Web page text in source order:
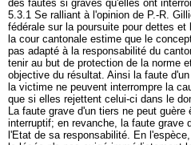
des fautes si graves qu'elles ont
5.3.1 Se ralliant à l'opinion de P.-R.
fédérale sur la poursuite pour dettes
la cour cantonale estime que le
pas adapté à la responsabilité du
tenir au but de protection de la norme
objective du résultat. Ainsi la faute
la victime ne peuvent interrompre la
que si elles rejettent celui-ci dans le
La faute grave d'un tiers ne peut
interruptif; en revanche, la faute grave
l'Etat de sa responsabilité. En